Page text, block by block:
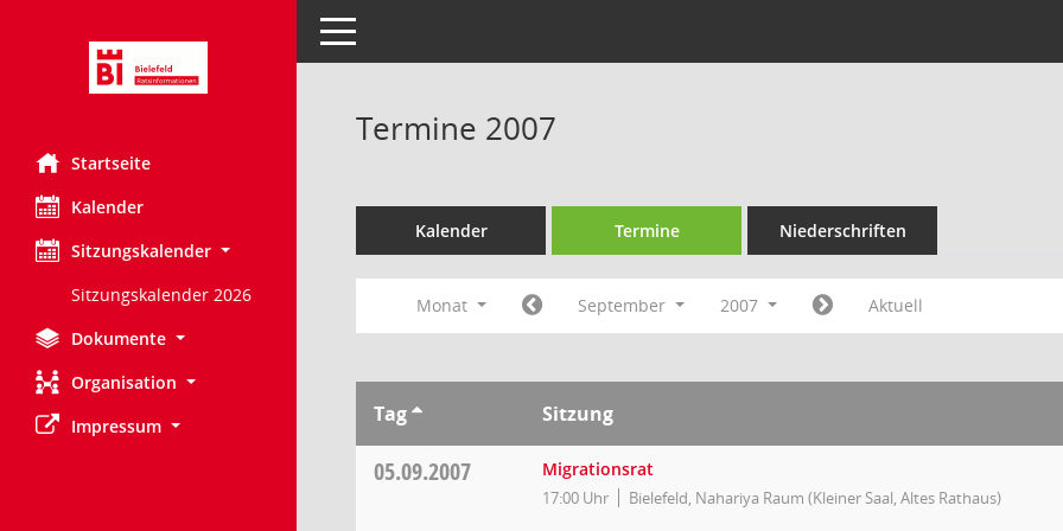
Startseite
Kalender
Sitzungskalender
Sitzungskalender 2026
Dokumente
Organisation
Impressum
Toggle navigation
Termine 2007
Kalender Termine Niederschriften
Monat September 2007 Aktuell
Tag Sitzung
05.09.2007 Migrationsrat
17:00 Uhr Bielefeld, Nahariya Raum (Kleiner Saal, Altes Rathaus)